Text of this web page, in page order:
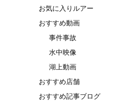
お気に入りルアー
おすすめ動画
事件事故
水中映像
湖上動画
おすすめ店舗
おすすめ記事ブログ